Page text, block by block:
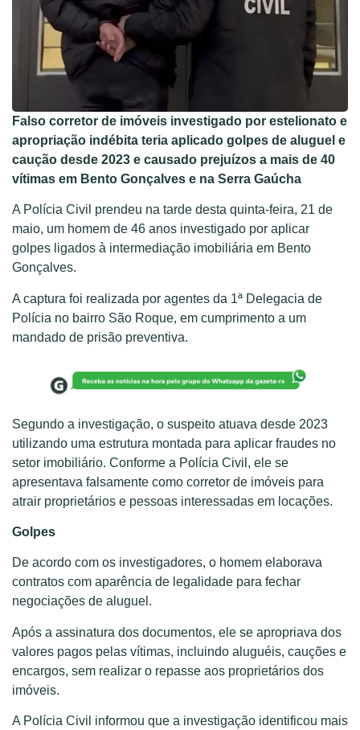
Falso corretor de imóveis investigado por estelionato e
apropriação indébita teria aplicado golpes de aluguel e
caução desde 2023 e causado prejuízos a mais de 40
vítimas em Bento Gonçalves e na Serra Gaúcha
A Polícia Civil prendeu na tarde desta quinta-feira, 21 de
maio, um homem de 46 anos investigado por aplicar
golpes ligados à intermediação imobiliária em Bento
Gonçalves.
A captura foi realizada por agentes da 1ª Delegacia de
Polícia no bairro São Roque, em cumprimento a um
mandado de prisão preventiva.
Segundo a investigação, o suspeito atuava desde 2023
utilizando uma estrutura montada para aplicar fraudes no
setor imobiliário. Conforme a Polícia Civil, ele se
apresentava falsamente como corretor de imóveis para
atrair proprietários e pessoas interessadas em locações.
Golpes
De acordo com os investigadores, o homem elaborava
contratos com aparência de legalidade para fechar
negociações de aluguel.
Após a assinatura dos documentos, ele se apropriava dos
valores pagos pelas vítimas, incluindo aluguéis, cauções e
encargos, sem realizar o repasse aos proprietários dos
imóveis.
A Polícia Civil informou que a investigação identificou mais